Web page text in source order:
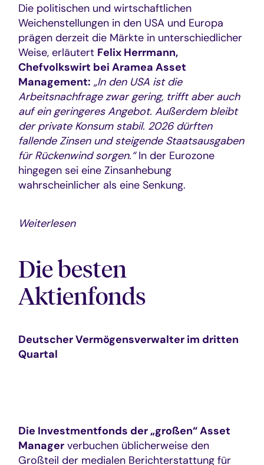
Die politischen und wirtschaftlichen
Weichenstellungen in den USA und Europa
prägen derzeit die Märkte in unterschiedlicher
Weise, erläutert Felix Herrmann,
Chefvolkswirt bei Aramea Asset
Management: „In den USA ist die
Arbeitsnachfrage zwar gering, trifft aber auch
auf ein geringeres Angebot. Außerdem bleibt
der private Konsum stabil. 2026 dürften
fallende Zinsen und steigende Staatsausgaben
für Rückenwind sorgen.“In der Eurozone
hingegen sei eine Zinsanhebung
wahrscheinlicher als eine Senkung.
Weiterlesen
Die besten
Aktienfonds
Deutscher Vermögensverwalter im dritten
Quartal
Die Investmentfonds der „großen“ Asset
Manager verbuchen üblicherweise den
Großteil der medialen Berichterstattung für